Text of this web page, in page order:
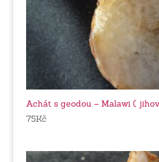
Achát s geodou – Malawi (
75Kč